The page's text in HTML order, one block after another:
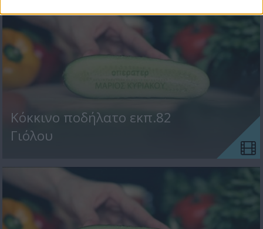
Κόκκινο ποδήλατο εκπ.82
Γιόλου